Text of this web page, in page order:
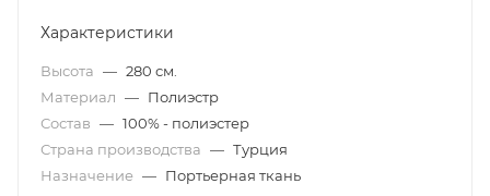
Характеристики
Высота — 280 см.
Материал — Полиэстр
Состав — 100% - полиэстер
Страна производства — Турция
Назначение — Портьерная ткань